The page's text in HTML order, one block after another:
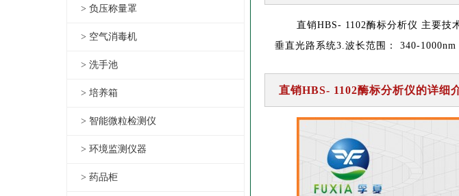
> 负压称量罩
> 空气消毒机
> 洗手池
> 培养箱
> 智能微粒检测仪
> 环境监测仪器
> 药品柜
直销HBS- 1102酶标分析仪 主要技
垂直光路系统3.波长范围： 340-1000nm
直销HBS- 1102酶标分析仪的详细